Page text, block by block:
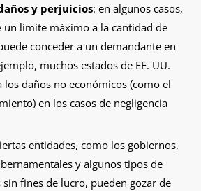
y perjuicios: en algunos casos,
un límite máximo a la cantidad de
conceder a un demandante en
muchos estados de EE. UU.
daños no económicos (como el
en los casos de negligencia
entidades, como los gobiernos,
y algunos tipos de
sin fines de lucro, pueden gozar de